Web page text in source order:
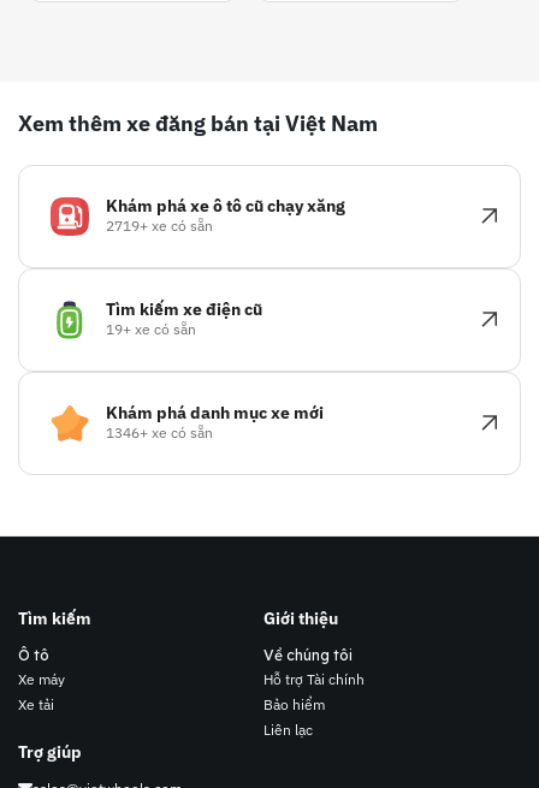
Xem thêm xe đăng bán tại Việt Nam
Khám phá xe ô tô cũ chạy xăng
2719+ xe có sẵn
Tìm kiếm xe điện cũ
19+ xe có sẵn
Khám phá danh mục xe mới
1346+ xe có sẵn
Tìm kiếm
Ô tô
Xe máy
Xe tải
Giới thiệu
Về chúng tôi
Hỗ trợ Tài chính
Bảo hiểm
Liên lạc
Trợ giúp